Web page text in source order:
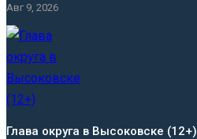
Авг 9, 2026
Глава округа в Высоковске (12+)